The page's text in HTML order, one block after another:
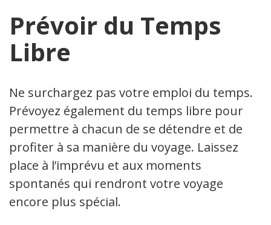
Prévoir du Temps
Libre
Ne surchargez pas votre emploi du temps.
Prévoyez également du temps libre pour
permettre à chacun de se détendre et de
profiter à sa manière du voyage. Laissez
place à l’imprévu et aux moments
spontanés qui rendront votre voyage
encore plus spécial.